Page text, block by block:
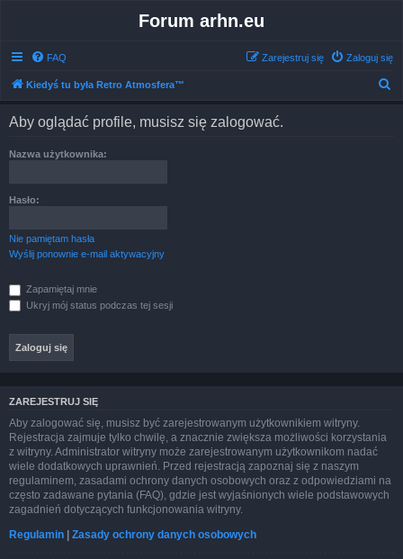
Forum arhn.eu
FAQ Zaloguj się
Zarejestruj się
Kiedyś tu była Retro Atmosfera™
Aby oglądać profile, musisz się zalogować.
Nazwa użytkownika:
Hasło:
Nie pamiętam hasła
Wyślij ponownie e-mail aktywacyjny
Zapamiętaj mnie
Ukryj mój status podczas tej sesji
ZAREJESTRUJ SIĘ
Aby zalogować się, musisz być zarejestrowanym użytkownikiem witryny.
Rejestracja zajmuje tylko chwilę, a znacznie zwiększa możliwości korzystania
z witryny. Administrator witryny może zarejestrowanym użytkownikom nadać
wiele dodatkowych uprawnień. Przed rejestracją zapoznaj się z naszym
regulaminem, zasadami ochrony danych osobowych oraz z odpowiedziami na
często zadawane pytania (FAQ), gdzie jest wyjaśnionych wiele podstawowych
zagadnień dotyczących funkcjonowania witryny.
Regulamin | Zasady ochrony danych osobowych